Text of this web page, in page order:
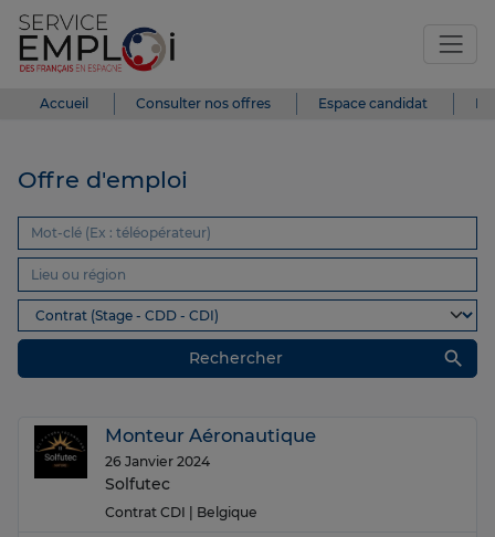
Accueil Consulter nos offres Espace candidat
Offre d'emploi
Rechercher search
Monteur Aéronautique
26 Janvier 2024
Solfutec
Contrat CDI | Belgique